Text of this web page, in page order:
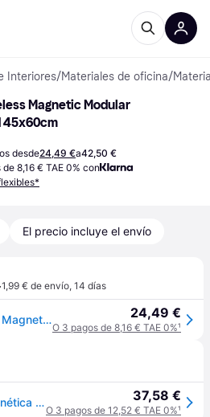
Interiores/Materiales de oficina/
Magnetic Modular
45x60cm
desde24,49 €a42,50 €
8,16 € TAE 0% con
El precio incluye el envío
·1,99 € de envío, 14 días
Nobo Frameless Modular Magnetic Whiteboard 60x45 Cm Transparente 24,49 €
O 3 pagos de 8,16 € TAE 0%¹
Nobo Pizarra Blanca Magnética Sin Marco, Pizarra Modular, 600 x 450mm, Pizarra Blanca Modular, 60 x 45cm, Blanca, 1915656 37,58 €
O 3 pagos de 12,52 € TAE 0%¹